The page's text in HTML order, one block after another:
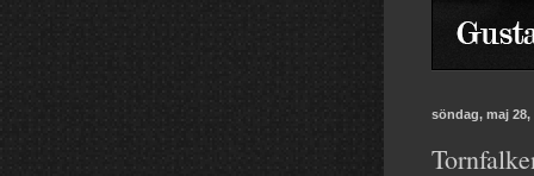
söndag, maj 28,